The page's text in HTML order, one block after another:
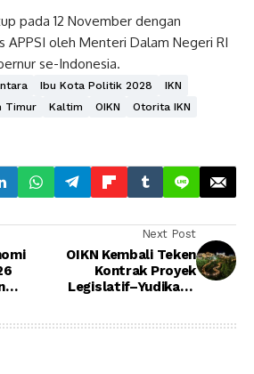
pada 12 November dengan
APPSI oleh Menteri Dalam Negeri RI
se-Indonesia.
Ibu Kota Politik 2028
IKN
Timur Kaltim OIKN
Otorita IKN
Next Post
OIKN Kembali Teken
Kontrak Proyek
Legislatif–Yudikatif